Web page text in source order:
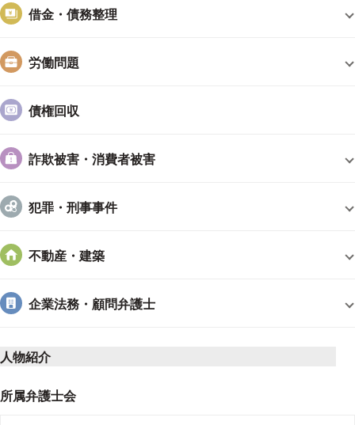
借金・債務整理
労働問題
債権回収
詐欺被害・消費者被害
犯罪・刑事事件
不動産・建築
企業法務・顧問弁護士
人物紹介
所属弁護士会